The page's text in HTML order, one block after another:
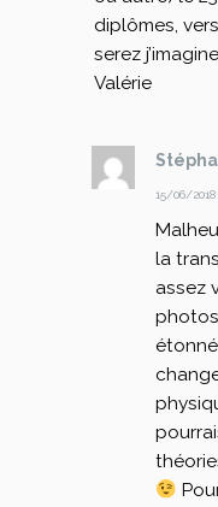
diplômes,
serez
Valérie
15/06/2018
la
assez